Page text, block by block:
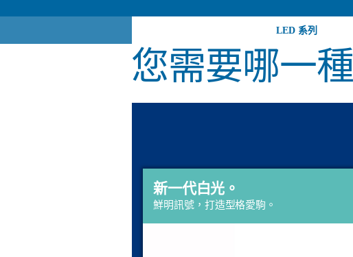
LED 系列
您需要哪一種
新一代白光。
鮮明訊號，打造型格愛駒。